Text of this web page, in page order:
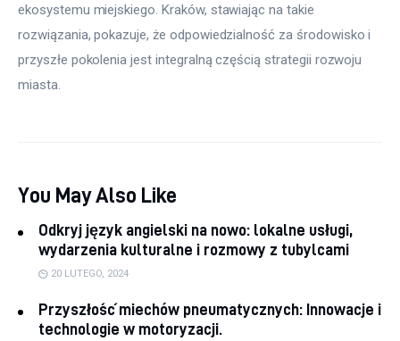
ekosystemu miejskiego. Kraków, stawiając na takie
rozwiązania, pokazuje, że odpowiedzialność za środowisko i
przyszłe pokolenia jest integralną częścią strategii rozwoju
miasta.
You May Also Like
Odkryj język angielski na nowo: lokalne usługi,
wydarzenia kulturalne i rozmowy z tubylcami
20 LUTEGO, 2024
Przyszłość miechów pneumatycznych: Innowacje i
technologie w motoryzacji.